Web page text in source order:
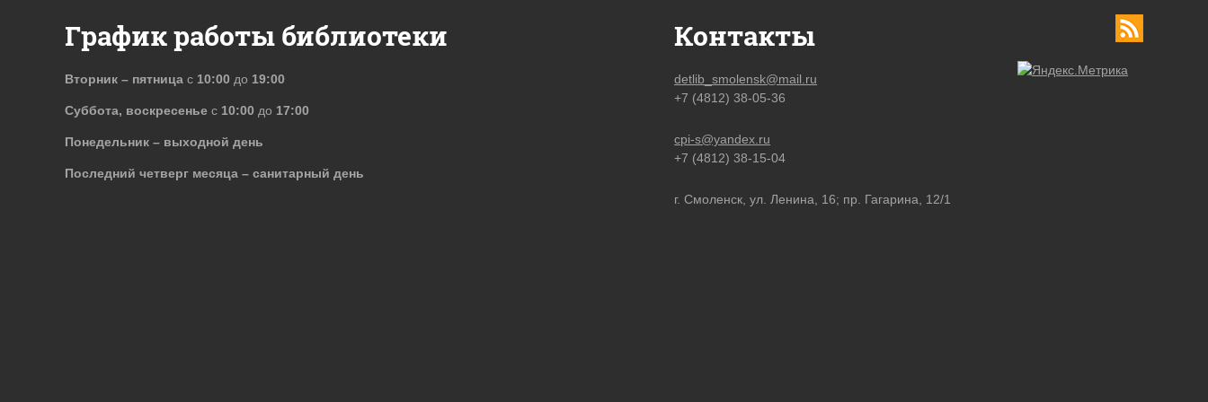
Контакты
detlib_smolensk@mail.ru
+7 (4812) 38-05-36
cpi-s@yandex.ru
+7 (4812) 38-15-04
г. Смоленск, ул. Ленина, 16; пр. Гагарина, 12/1
График работы библиотеки
Вторник – пятница с 10:00 до 19:00
Суббота, воскресенье с 10:00 до 17:00
Понедельник – выходной день
Последний четверг месяца – санитарный день